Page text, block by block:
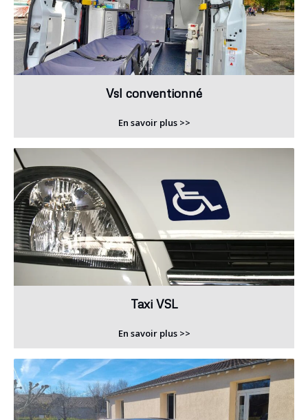
Vsl conventionné
En savoir plus >>
Taxi VSL
En savoir plus >>